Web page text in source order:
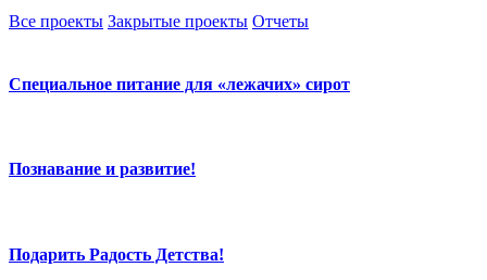
Все проекты Закрытые проекты Отчеты
Специальное питание для «лежачих» сирот
Познавание и развитие!
Подарить Радость Детства!